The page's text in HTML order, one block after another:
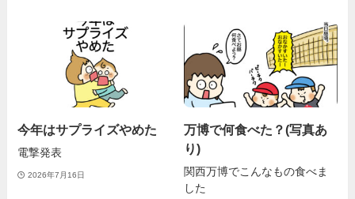
今年はサプライズやめた
電撃発表
2026年7月16日
万博で何食べた？(写真あ
り)
関西万博でこんなもの食べま
した